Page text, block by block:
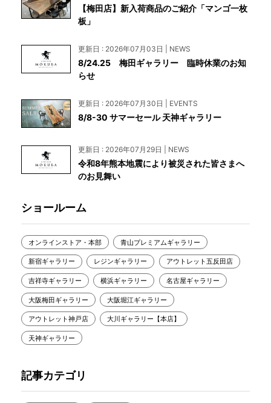
【梅田店】新入荷商品のご紹介「マンゴ一枚
板」
更新日 : 2026年07月03日 | NEWS
8/24.25 梅田ギャラリー 臨時休業のお知
らせ
更新日 : 2026年07月30日 | EVENTS
8/8-30 サマーセール 天神ギャラリー
更新日 : 2026年07月29日 | NEWS
令和8年熊本地震により被災された皆さまへ
のお見舞い
ショールーム
オンラインストア・本部 青山プレミアムギャラリー
新宿ギャラリー レジンギャラリー アウトレット五反田店
吉祥寺ギャラリー 横浜ギャラリー 名古屋ギャラリー
大阪梅田ギャラリー 大阪堀江ギャラリー
アウトレット神戸店 大川ギャラリー【本店】
天神ギャラリー
記事カテゴリ